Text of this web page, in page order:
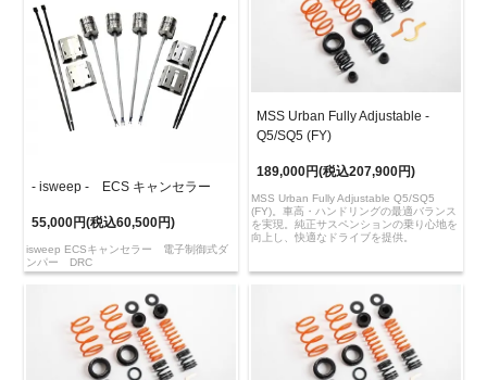
- isweep - ECS キャンセラー
55,000円(税込60,500円)
isweep ECSキャンセラー 電子制御式ダ
ンパー DRC
MSS Urban Fully Adjustable -
Q5/SQ5 (FY)
189,000円(税込207,900円)
MSS Urban Fully Adjustable Q5/SQ5
(FY)。車高・ハンドリングの最適バランス
を実現。純正サスペンションの乗り心地を
向上し、快適なドライブを提供。